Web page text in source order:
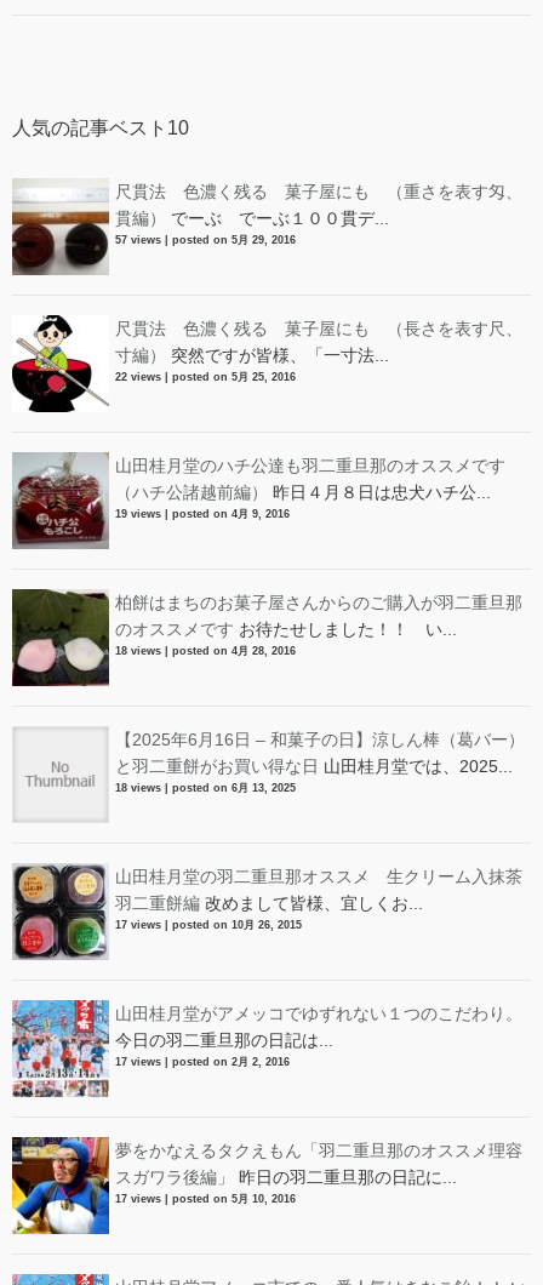
人気の記事ベスト10
尺貫法 色濃く残る 菓子屋にも （重さを表す匁、
貫編）
でーぶ でーぶ１００貫デ...
57 views posted on 5月 29, 2016
尺貫法 色濃く残る 菓子屋にも （長さを表す尺、
寸編）
突然ですが皆様、「一寸法...
22 views posted on 5月 25, 2016
山田桂月堂のハチ公達も羽二重旦那のオススメです
（ハチ公諸越前編）
昨日４月８日は忠犬ハチ公...
19 views posted on 4月 9, 2016
柏餅はまちのお菓子屋さんからのご購入が羽二重旦那
のオススメです お待たせしました！！ い...
18 views posted on 4月 28, 2016
【2025年6月16日 – 和菓子の日】涼しん棒（葛バー）
と羽二重餅がお買い得な日 山田桂月堂では、2025...
18 views posted on 6月 13, 2025
山田桂月堂の羽二重旦那オススメ 生クリーム入抹茶
羽二重餅編 改めまして皆様、宜しくお...
17 views posted on 10月 26, 2015
山田桂月堂がアメッコでゆずれない１つのこだわり。
今日の羽二重旦那の日記は...
17 views posted on 2月 2, 2016
夢をかなえるタクえもん「羽二重旦那のオススメ理容
スガワラ後編」
昨日の羽二重旦那の日記に...
17 views posted on 5月 10, 2016